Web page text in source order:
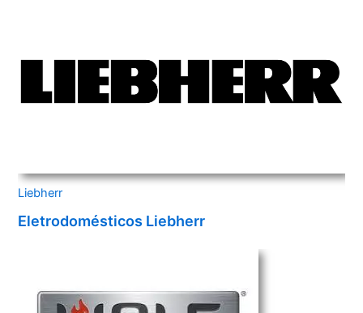
Liebherr
Eletrodomésticos Liebherr